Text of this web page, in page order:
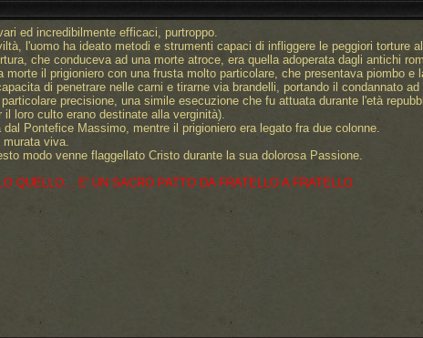
ed incredibilmente efficaci, purtroppo.
l'uomo ha ideato metodi e strumenti capaci di infliggere le peggiori torture
che conduceva ad una morte atroce, era quella adoperata dagli antichi
morte il prigioniero con una frusta molto particolare, che presentava piombo e
di penetrare nelle carni e tirarne via brandelli, portando il condannato
precisione, una simile esecuzione che fu attuata durante l'età
loro culto erano destinate alla verginità).
dal Pontefice Massimo, mentre il prigioniero era legato fra due colonne.
murata viva.
modo venne flaggellato Cristo durante la sua dolorosa Passione.
QUELLO... E' UN SACRO PATTO DA FRATELLO A FRATELLO